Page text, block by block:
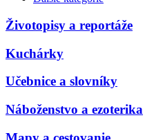
Životopisy a reportáže
Kuchárky
Učebnice a slovníky
Náboženstvo a ezoterika